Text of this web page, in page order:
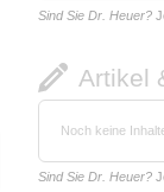
Sind Sie Dr. Heuer?
Artikel
Noch keine
Sind Sie Dr. Heuer?